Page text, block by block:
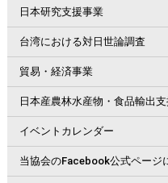
日本研究支援事業
台湾における対日世論調査
貿易・経済事業
日本産農林水産物・食品輸出
イベントカレンダー
当協会のFacebook公式ページ